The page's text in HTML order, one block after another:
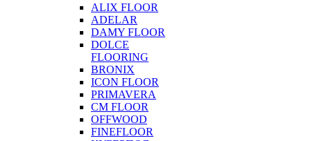
ALIX FLOOR
ADELAR
DAMY FLOOR
DOLCE
FLOORING
BRONIX
ICON FLOOR
PRIMAVERA
CM FLOOR
OFFWOOD
FINEFLOOR